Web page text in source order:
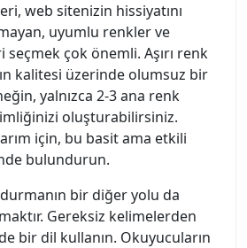
web sitenizin hissiyatını
uyumlu renkler ve
seçmek çok önemli. Aşırı renk
kalitesi üzerinde olumsuz bir
yalnızca 2-3 ana renk
oluşturabilirsiniz.
için, bu basit ama etkili
bulundurun.
bir diğer yolu da
Gereksiz kelimelerden
bir dil kullanın. Okuyucuların